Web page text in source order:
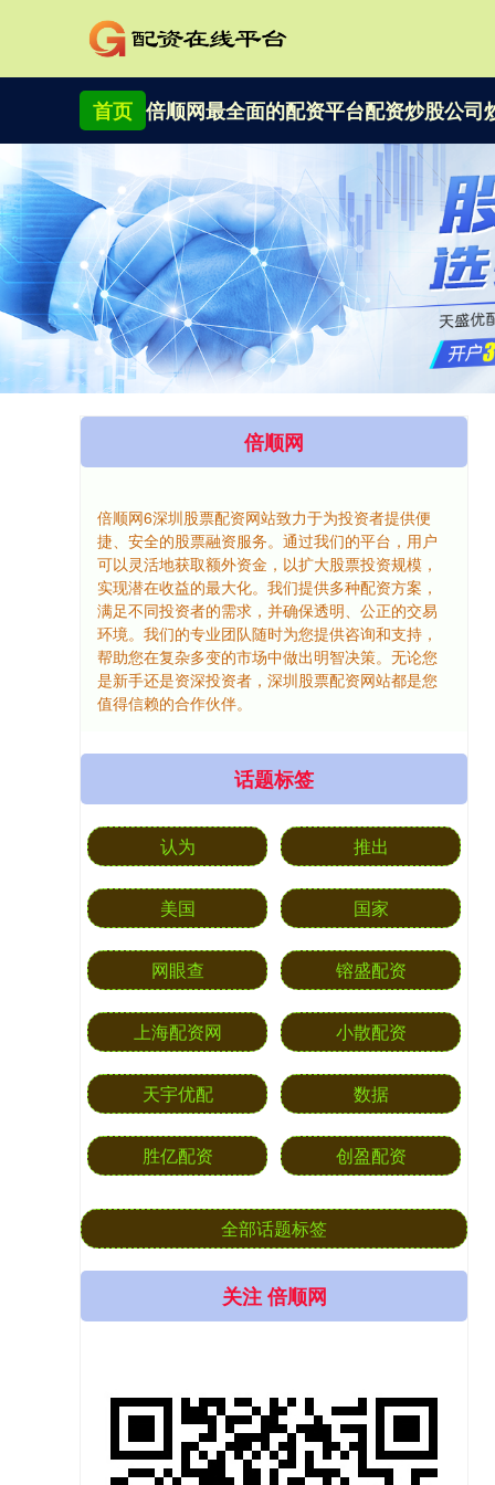
首页 倍顺网最全面的配资平台配资炒股公司
倍顺网
倍顺网6深圳股票配资网站致力于为投资者提供便
捷、安全的股票融资服务。通过我们的平台，用户
可以灵活地获取额外资金，以扩大股票投资规模，
实现潜在收益的最大化。我们提供多种配资方案，
满足不同投资者的需求，并确保透明、公正的交易
环境。我们的专业团队随时为您提供咨询和支持，
帮助您在复杂多变的市场中做出明智决策。无论您
是新手还是资深投资者，深圳股票配资网站都是您
值得信赖的合作伙伴。
话题标签
认为 推出
美国 国家
网眼查 镕盛配资
上海配资网 小散配资
天宇优配 数据
胜亿配资 创盈配资
全部话题标签
关注 倍顺网